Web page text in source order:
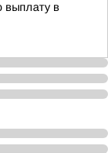
выплату в